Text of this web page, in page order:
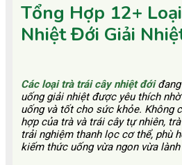
Các loại trà trái cây nhiệt đới
uống giải nhiệt được yêu thích
uống và tốt cho sức khỏe. Không
hợp của trà và trái cây tự nhiên,
trải nghiệm thanh lọc cơ thể, phù
kiếm thức uống vừa ngon vừa
Tổng Hợp 12+
Nhiệt Đới Giải